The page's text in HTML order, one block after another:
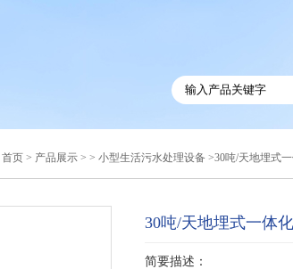
首页 > 产品展示 > > 小型生活污水处理设备 >30吨/天地埋式
30吨/天地埋式一体
简要描述：